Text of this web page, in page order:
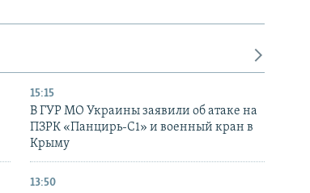
15:15
В ГУР МО Украины заявили об атаке на
ПЗРК «Панцирь-С1» и военный кран в
Крыму
13:50